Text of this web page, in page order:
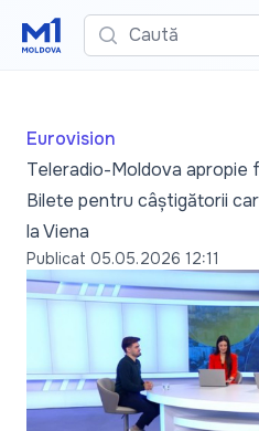
Caută
Eurovision
Teleradio-Moldova apropie
Bilete pentru câștigătorii
la Viena
Publicat 05.05.2026 12:11